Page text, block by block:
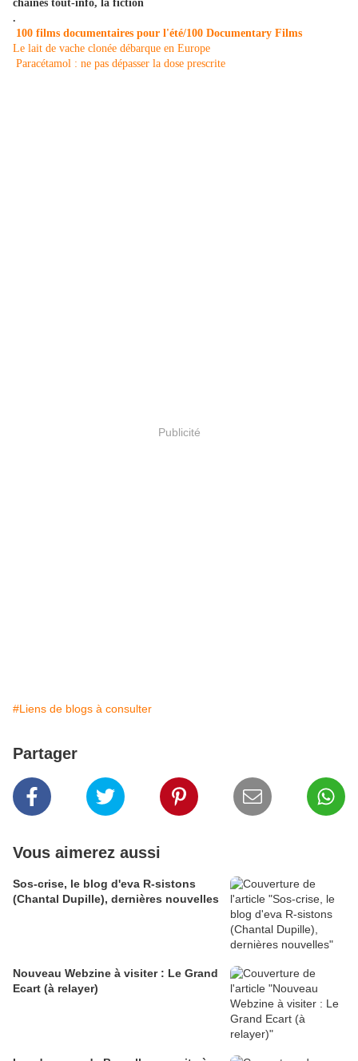
chaînes tout-info, la fiction
.
100 films documentaires pour l'été/100 Documentary Films
Le lait de vache clonée débarque en Europe
Paracétamol : ne pas dépasser la dose prescrite
Publicité
#Liens de blogs à consulter
Partager
Vous aimerez aussi
Sos-crise, le blog d'eva R-sistons
(Chantal Dupille), dernières nouvelles
Nouveau Webzine à visiter : Le Grand
Ecart (à relayer)